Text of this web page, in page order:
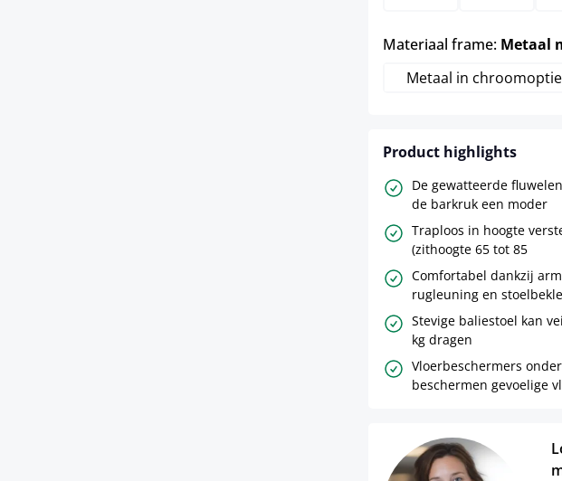
Materiaal frame: Metaal
Metaal in
Product highlights
De gewatteerde
de barkruk een moder
Traploos in hoogte
(zithoogte 65 tot 85
Comfortabel dankzij
rugleuning en
Stevige baliestoel kan
kg dragen
Vloerbeschermers
beschermen gevoelige